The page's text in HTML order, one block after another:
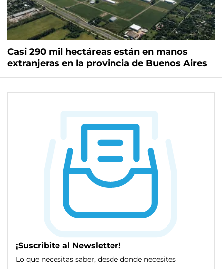
Casi 290 mil hectáreas están en manos
extranjeras en la provincia de Buenos Aires
¡Suscribite al Newsletter!
Lo que necesitas saber, desde donde necesites